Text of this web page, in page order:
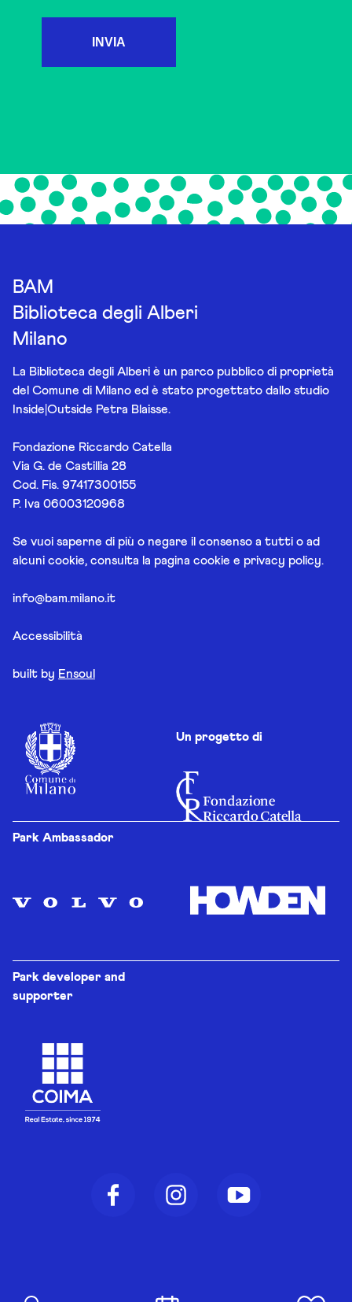
INVIA
BAM
Biblioteca degli Alberi
Milano
La Biblioteca degli Alberi è un parco pubblico di proprietà
del Comune di Milano ed è stato progettato dallo studio
Inside|Outside Petra Blaisse.
Fondazione Riccardo Catella
Via G. de Castillia 28
Cod. Fis. 97417300155
P. Iva 06003120968
Se vuoi saperne di più o negare il consenso a tutti o ad
alcuni cookie, consulta la pagina cookie e privacy policy.
info@bam.milano.it
Accessibilità
built by Ensoul
Un progetto di
Park Ambassador
Park developer and
supporter